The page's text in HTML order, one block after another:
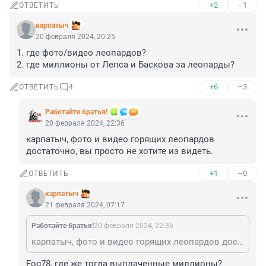
ОТВЕТИТЬ +2 –1
карпатыч
20 февраля 2024, 20:25
1. где фото/видео леопардов?
2. где миллионы от Лепса и Баскова за леопарды?
ОТВЕТИТЬ 4 +6 –3
Работайте братья!
20 февраля 2024, 22:36
карпатыч, фото и видео горящих леопардов
достаточно, вы просто не хотите из видеть.
ОТВЕТИТЬ +1 –0
карпатыч
21 февраля 2024, 07:17
Работайте братья!20 февраля 2024, 22:36
карпатыч, фото и видео горящих леопардов достаточно, вы просто не хотите из видеть.
Fog78, где же тогда выплаченные миллионы?